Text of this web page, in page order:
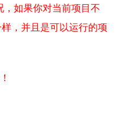
如果你对当前项目不
，并且是可以运行的项